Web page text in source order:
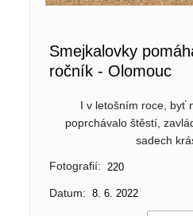
Smejkalovky
ročník - Olomouc
I v letošním roce, byť
poprchávalo štěstí,
sadech
Fotografií:
220
Datum: 8. 6. 2022